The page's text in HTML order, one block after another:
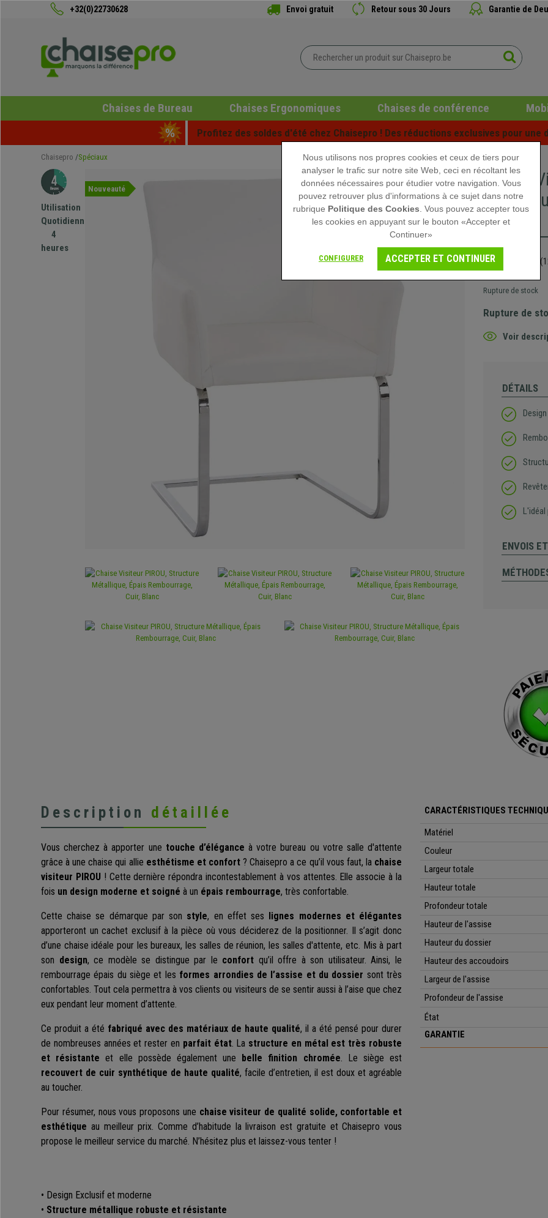
+32(0)22730628 Envoi gratuit Retour sous 30 Jours Garantie de
Chaises de Bureau Chaises Ergonomiques Chaises de conférence
Profitez des soldes d'été chez Chaisepro ! Des réductions exclusives pour une
Chaisepro Spéciaux
Utilisation
Quotidienne
4
heures
Nouveauté
Chaise
Blanc
99,90 €
Rupture de stock
Rupture de
Voir
DÉTAILS
ENVOIS
Description détaillée
Vous cherchez à apporter une touche d’élégance à votre bureau ou votre salle d'attente
grâce à une chaise qui allie esthétisme et confort? Chaisepro a ce qu’il vous faut, la chaise
visiteur PIROU! Cette dernière répondra incontestablement à vos attentes. Elle associe à la
fois un design moderne et soigné à un épais rembourrage, très confortable.
Cette chaise se démarque par son style, en effet ses lignes modernes et élégantes
apporteront un cachet exclusif à la pièce où vous déciderez de la positionner. Il s’agit donc
d’une chaise idéale pour les bureaux, les salles de réunion, les salles d'attente, etc. Mis à part
son design, ce modèle se distingue par le confort qu’il offre à son utilisateur. Ainsi, le
rembourrage épais du siège et les formes arrondies de l’assise et du dossier sont très
confortables. Tout cela permettra à vos clients ou visiteurs de se sentir aussi à l’aise que chez
eux pendant leur moment d’attente.
Ce produit a été fabriqué avec des matériaux de haute qualité, il a été pensé pour durer
de nombreuses années et rester en parfait état. La structure en métal est très robuste
et résistante et elle possède également une belle finition chromée. Le siège est
recouvert de cuir synthétique de haute qualité, facile d’entretien, il est doux et agréable
au toucher.
Pour résumer, nous vous proposons une chaise visiteur de qualité solide, confortable et
esthétique au meilleur prix. Comme d’habitude la livraison est gratuite et Chaisepro vous
propose le meilleur service du marché. N’hésitez plus et laissez-vous tenter !
• Design Exclusif et moderne
• Structure métallique robuste et résistante
CARACTÉRISTIQUES
Matériel
Couleur
Largeur totale
Hauteur totale
Profondeur totale
Hauteur de l'assise
Hauteur du dossier
Hauteur des accoudoirs
Largeur de l'assise
Profondeur de l'assise
État
GARANTIE
Nous utilisons nos propres cookies et ceux de tiers pour
analyser le trafic sur notre site Web, ceci en récoltant les
données nécessaires pour étudier votre navigation. Vous
pouvez retrouver plus d'informations à ce sujet dans notre
rubrique Politique des Cookies . Vous pouvez accepter tous
les cookies en appuyant sur le bouton «Accepter et
Continuer»
CONFIGURER ACCEPTER ET CONTINUER